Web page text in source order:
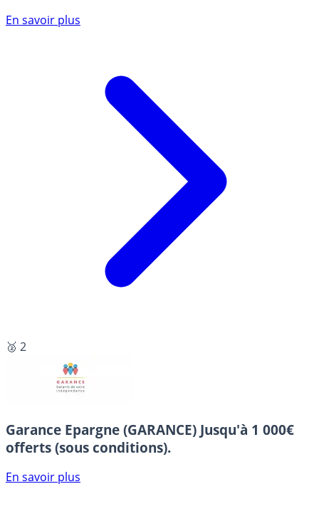
En savoir plus
🥈 2
Garance Epargne (GARANCE) Jusqu'à 1 000€
offerts (sous conditions).
En savoir plus